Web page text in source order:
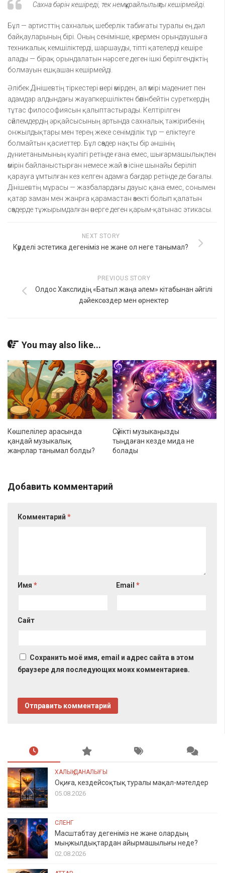
Сахна бәрін кешіреді, тек немқұрайлылықты кешірмейді.
Бұл — артисттің сахналық шеберлік табиғаты туралы ең дәл
байқауларының бірі. Оның сенімінше, көрермен орындаушыға
техникалық кемшіліктерді, шаршауды, тіпті қателерді кешіре
алады — бірақ орындалатын нәрсеге деген ішкі берілгендіктің
болмауын ешқашан кешірмейді.
Әлібек Дінішевтің тіркестері өнері өмірден, ал өмірі мәдениет пен
адамдар алдындағы жауапкершіліктен бөлінбейтін суреткердің
тұтас философиясын қалыптастырады. Келтірілген
сөйлемдердің әрқайсысының артында сахналық тәжірибенің
онжылдықтары мен терең жеке сенімділік тұр — еліктеуге
болмайтын қасиеттер. Бұл сөздер нақты бір әншінің
дүниетанымының куәлігі ретінде ғана емес, шығармашылықпен
өмірін байланыстырған немесе жай өз ісіне шынайы беріліп
қарауға ұмтылған кез келген адамға бағдар ретінде де бағалы.
Дінішевтің мұрасы — жазбалардағы дауыс қана емес, сонымен
қатар заман мен жанрға қарамастан өзекті болып қалатын
сөздерде тұжырымдалған өнерге деген қарым-қатынас этикасы.
NEXT STORY
Күрделі эстетика дегеніміз не және ол неге танымал?
PREVIOUS STORY
Олдос Хакслидің «Батыл жаңа әлем» кітабынан әйгілі
дәйексөздер мен өрнектер
You may also like...
Көшпелілер арасында
қандай музыкалық
жанрлар танымал болды?
Сүйікті музыкаңызды
тыңдаған кезде мида не
болады
Добавить комментарий
Комментарий *
Имя * Email*
Сайт
Сохранить моё имя, email и адрес сайта в этом
браузере для последующих моих комментариев.
ХАЛЫҚ ДАНАЛЫҒЫ
Оқиға, кездейсоқтық туралы мақал-мәтелдер
05.08.2026
СЛЕНГ
Масштабтау дегеніміз не және олардың
мыңжылдықтардан айырмашылығы неде?
02.08.2026